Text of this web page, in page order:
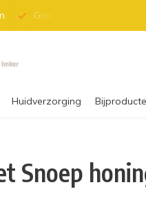
Gratis verzending vanaf
Huidverzorging
Snoep